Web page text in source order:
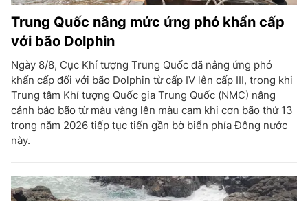
Trung Quốc nâng mức ứng phó khẩn cấp
với bão Dolphin
Ngày 8/8, Cục Khí tượng Trung Quốc đã nâng ứng phó
khẩn cấp đối với bão Dolphin từ cấp IV lên cấp III, trong khi
Trung tâm Khí tượng Quốc gia Trung Quốc (NMC) nâng
cảnh báo bão từ màu vàng lên màu cam khi cơn bão thứ 13
trong năm 2026 tiếp tục tiến gần bờ biển phía Đông nước
này.